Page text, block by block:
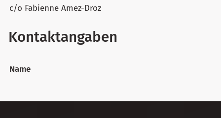
c/o Fabienne Amez-Droz
Kontaktangaben
Name